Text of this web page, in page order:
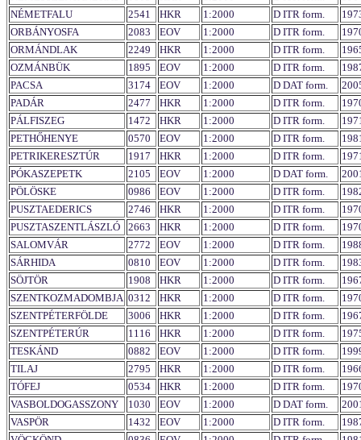
NÉMETFALU
2541 HKR 1:2000 D ITR form.
ORBÁNYOSFA
2083 EOV 1:2000 D ITR form.
ORMÁNDLAK
2249 HKR 1:2000 D ITR form.
OZMÁNBÜK
1895 EOV 1:2000 D ITR form.
PACSA
3174 EOV 1:2000 D DAT form.
PADÁR
2477 HKR 1:2000 D ITR form.
PÁLFISZEG
1472 HKR 1:2000 D ITR form.
PETHŐHENYE
0570 EOV 1:2000 D ITR form.
PETRIKERESZTÚR
1917 HKR 1:2000 D ITR form.
PÓKASZEPETK
2105 EOV 1:2000 D DAT form.
PÖLÖSKE
0986 EOV 1:2000 D ITR form.
PUSZTAEDERICS
2746 HKR 1:2000 D ITR form.
PUSZTASZENTLÁSZLÓ
2663 HKR 1:2000 D ITR form.
SALOMVÁR
2772 EOV 1:2000 D ITR form.
SÁRHIDA
0810 EOV 1:2000 D ITR form.
SÖJTÖR
1908 HKR 1:2000 D ITR form.
SZENTKOZMADOMBJA 0312 HKR 1:2000 D ITR form.
SZENTPÉTERFÖLDE
3006 HKR 1:2000 D ITR form.
SZENTPÉTERÚR
1116 HKR 1:2000 D ITR form.
TESKÁND
0882 EOV 1:2000 D ITR form.
TILAJ
2795 HKR 1:2000 D ITR form.
TÓFEJ
0534 HKR 1:2000 D ITR form.
VASBOLDOGASSZONY
1030 EOV 1:2000 D DAT form.
VASPÖR
1432 EOV 1:2000 D ITR form.